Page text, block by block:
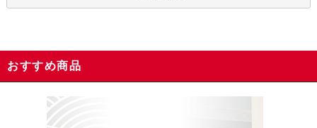
おすすめ商品